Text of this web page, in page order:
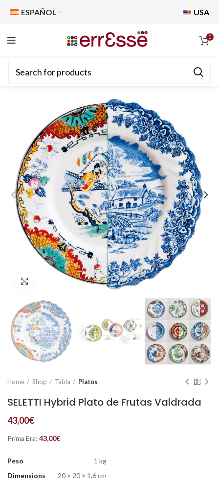
ESPAÑOL USA
0
Click to enlarge
Home Shop Tabla Platos
SELETTI Hybrid Plato de Frutas Valdrada
43,00€
Prima Era: 43,00€
Peso
1 kg
Dimensions
20 × 20 × 1,6 cm